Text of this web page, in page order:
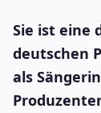
Sie ist eine
deutschen
als